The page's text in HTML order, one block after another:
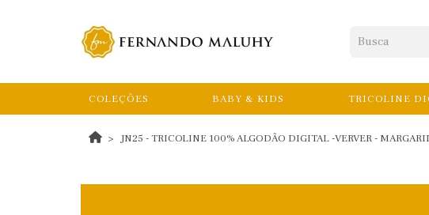
COLEÇÕES BABY & KIDS TRICOLINE
JN25 - TRICOLINE 100% ALGODÃO DIGITAL -VERVER -